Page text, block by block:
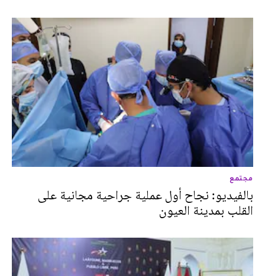
مجتمع
بالفيديو: نجاح أول عملية جراحية مجانية على
القلب بمدينة العيون